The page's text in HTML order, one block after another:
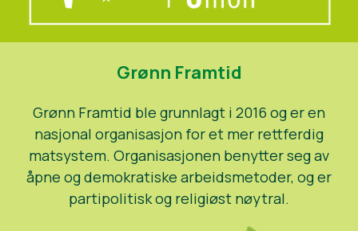
Grønn Framtid
Grønn Framtid ble grunnlagt i 2016 og er en
nasjonal organisasjon for et mer rettferdig
matsystem. Organisasjonen benytter seg av
åpne og demokratiske arbeidsmetoder, og er
partipolitisk og religiøst nøytral.